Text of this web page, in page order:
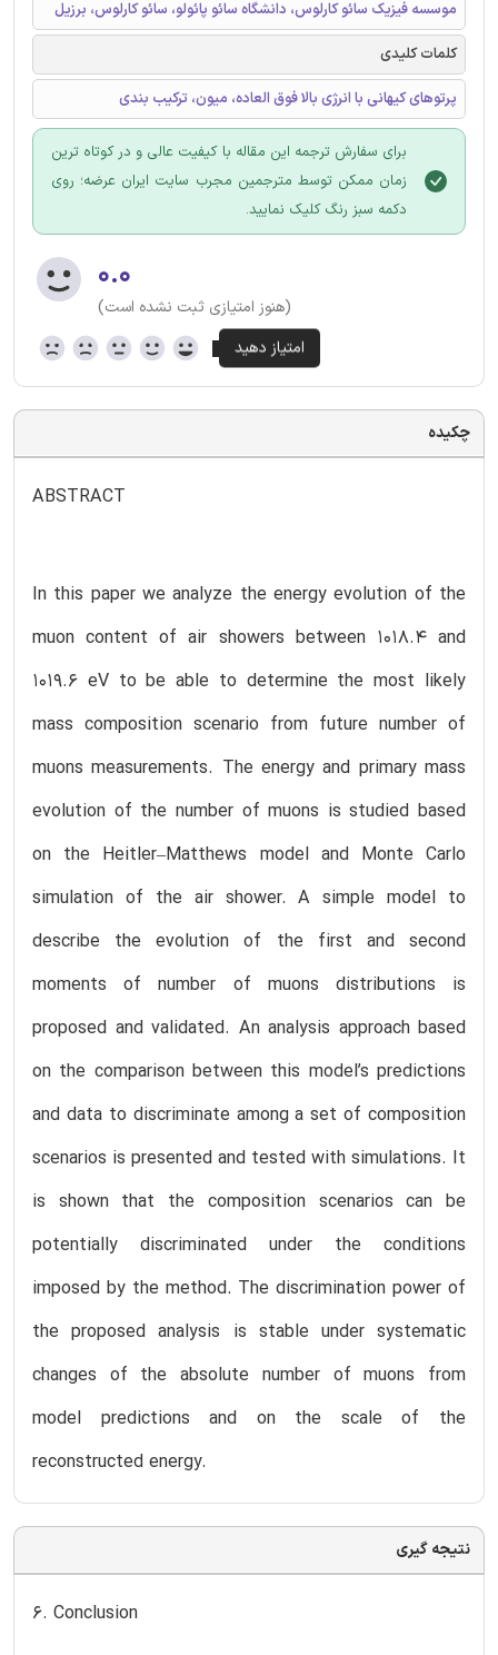
موسسه فیزیک سائو کارلوس، دانشگاه سائو پائولو، سائو کارلوس، برزیل
کلمات کلیدی
پرتوهای کیهانی با انرژی بالا فوق العاده، میون، ترکیب بندی
برای سفارش ترجمه این مقاله با کیفیت عالی و در کوتاه ترین
زمان ممکن توسط مترجمین مجرب سایت ایران عرضه؛ روی
دکمه سبز رنگ کلیک نمایید.
۰.۰
(هنوز امتیازی ثبت نشده است)
چکیده
ABSTRACT
In this paper we analyze the energy evolution of the
muon content of air showers between 1018.4 and
1019.6 eV to be able to determine the most likely
mass composition scenario from future number of
muons measurements. The energy and primary mass
evolution of the number of muons is studied based
on the Heitler–Matthews model and Monte Carlo
simulation of the air shower. A simple model to
describe the evolution of the first and second
moments of number of muons distributions is
proposed and validated. An analysis approach based
on the comparison between this model’s predictions
and data to discriminate among a set of composition
scenarios is presented and tested with simulations. It
is shown that the composition scenarios can be
potentially discriminated under the conditions
imposed by the method. The discrimination power of
the proposed analysis is stable under systematic
changes of the absolute number of muons from
model predictions and on the scale of the
reconstructed energy.
نتیجه گیری
6. Conclusion